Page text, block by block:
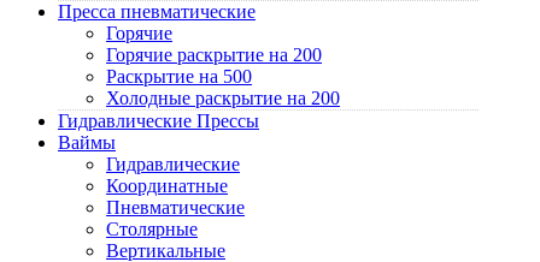
Пресса пневматические
Горячие
Горячие раскрытие на 200
Раскрытие на 500
Холодные раскрытие на 200
Гидравлические Прессы
Ваймы
Гидравлические
Координатные
Пневматические
Столярные
Вертикальные